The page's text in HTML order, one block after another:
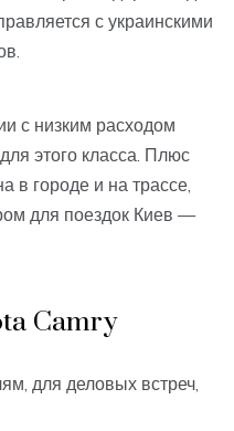
с украинскими
с низким расходом
этого класса. Плюс
в городе и на трассе,
для поездок Киев —
Camry
для деловых встреч,